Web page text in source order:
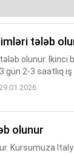
tələb
olunur. İkinci
2-3 saatlıq iş
Əmək haqqı
29.01.2026
olunur
Kursumuza